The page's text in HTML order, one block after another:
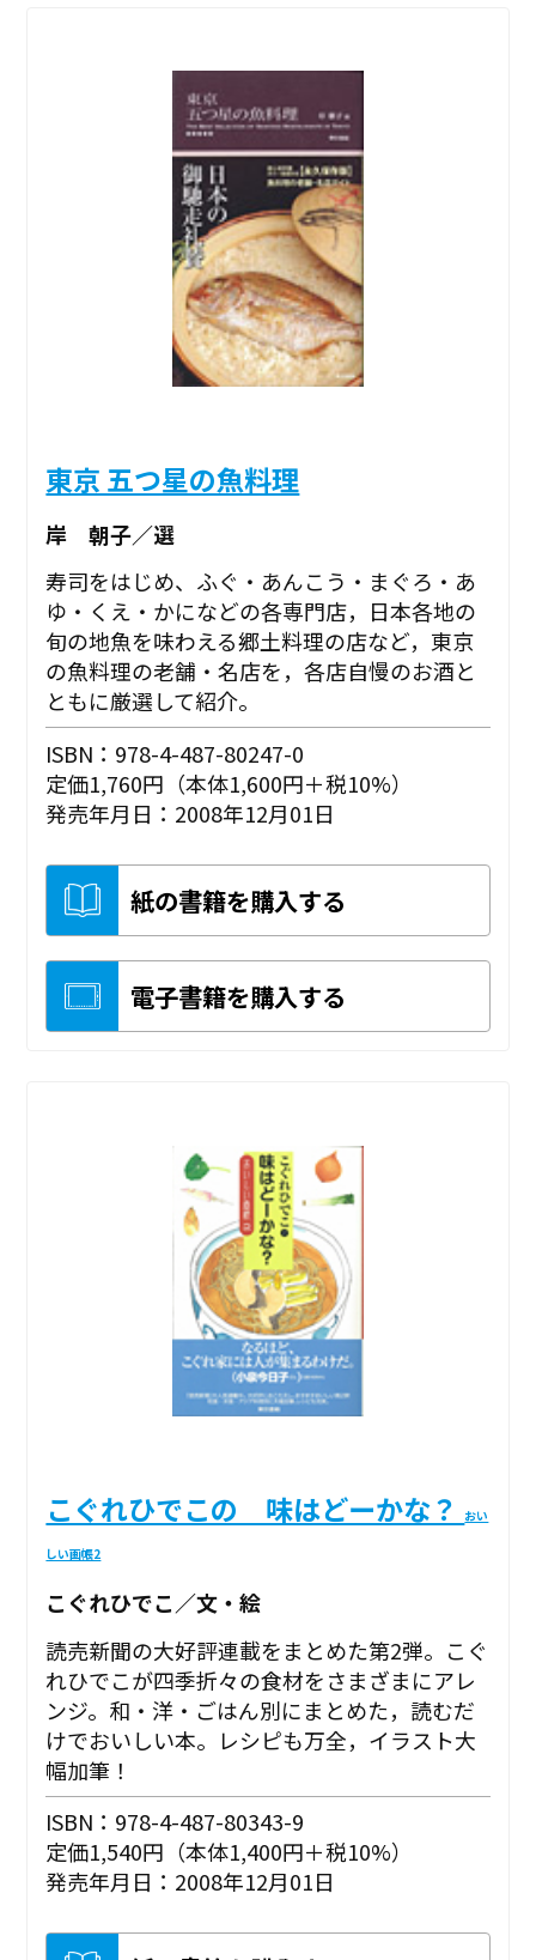
東京 五つ星の魚料理
岸 朝子／選
寿司をはじめ、ふぐ・あんこう・まぐろ・あ
ゆ・くえ・かになどの各専門店，日本各地の
旬の地魚を味わえる郷土料理の店など，東京
の魚料理の老舗・名店を，各店自慢のお酒と
ともに厳選して紹介。
ISBN：978-4-487-80247-0
定価1,760円（本体1,600円＋税10%）
発売年月日：2008年12月01日
紙の書籍を購入する
電子書籍を購入する
こぐれひでこの 味はどーかな？ おい
しい画帳2
こぐれひでこ／文・絵
読売新聞の大好評連載をまとめた第2弾。こぐ
れひでこが四季折々の食材をさまざまにアレ
ンジ。和・洋・ごはん別にまとめた，読むだ
けでおいしい本。レシピも万全，イラスト大
幅加筆！
ISBN：978-4-487-80343-9
定価1,540円（本体1,400円＋税10%）
発売年月日：2008年12月01日